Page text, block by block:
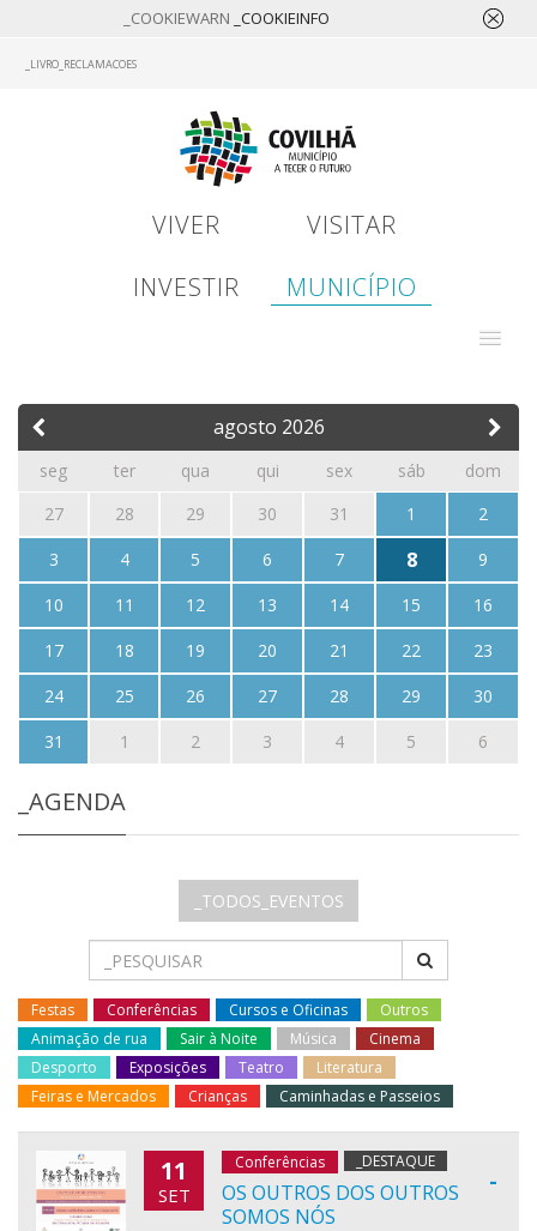
_COOKIEWARN _COOKIEINFO
_LIVRO_RECLAMACOES
VIVER
VISITAR
INVESTIR
MUNICÍPIO
agosto 2026
seg ter qua qui sex sáb
dom
27
28 29 30 31 1
2
3
4 5 6 7 8
9
10
11 12 13 14 15
16
17
18 19 20 21 22
23
24
25 26 27 28 29
30
31
1 2 3 4 5 6
_AGENDA
_TODOS_EVENTOS
Festas Conferências Cursos e Oficinas
Outros
Animação de rua
Sair à Noite Música
Cinema
Desporto
Exposições Teatro
Literatura
Feiras e Mercados
Crianças Caminhadas e Passeios
-
11
SET
Conferências _DESTAQUE
OS OUTROS DOS OUTROS
SOMOS NÓS